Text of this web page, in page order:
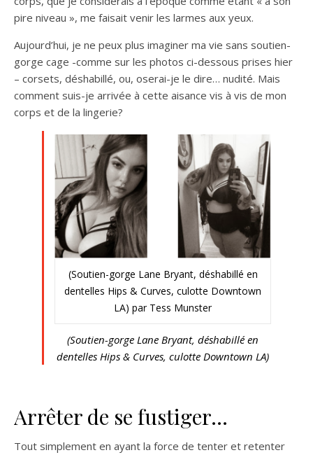
pire niveau », me faisait venir les larmes aux yeux.
Aujourd’hui, je ne peux plus imaginer ma vie sans soutien-
gorge cage -comme sur les photos ci-dessous prises hier
– corsets, déshabillé, ou, oserai-je le dire… nudité. Mais
comment suis-je arrivée à cette aisance vis à vis de mon
corps et de la lingerie?
(Soutien-gorge Lane Bryant, déshabillé en
dentelles Hips & Curves, culotte Downtown
LA) par Tess Munster
(Soutien-gorge Lane Bryant, déshabillé en
dentelles Hips & Curves, culotte Downtown LA)
Arrêter de se fustiger…
Tout simplement en ayant la force de tenter et retenter